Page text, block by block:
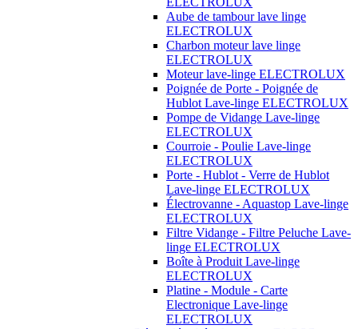
Aube de tambour lave linge
ELECTROLUX
Charbon moteur lave linge
ELECTROLUX
Moteur lave-linge ELECTROLUX
Poignée de Porte - Poignée de
Hublot Lave-linge ELECTROLUX
Pompe de Vidange Lave-linge
ELECTROLUX
Courroie - Poulie Lave-linge
ELECTROLUX
Porte - Hublot - Verre de Hublot
Lave-linge ELECTROLUX
Électrovanne - Aquastop Lave-linge
ELECTROLUX
Filtre Vidange - Filtre Peluche Lave-
linge ELECTROLUX
Boîte à Produit Lave-linge
ELECTROLUX
Platine - Module - Carte
Electronique Lave-linge
ELECTROLUX